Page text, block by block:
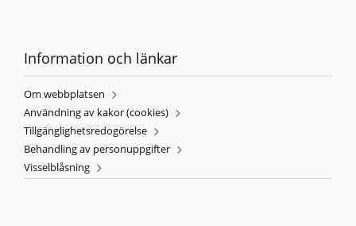
Information och länkar
Om webbplatsen
Användning av kakor (cookies)
Tillgänglighetsredogörelse
Behandling av personuppgifter
Visselblåsning